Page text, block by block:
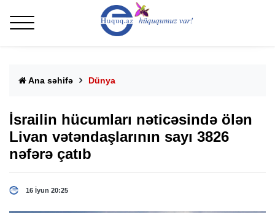
Ana səhifə Dünya
İsrailin hücumları nəticəsində ölən
Livan vətəndaşlarının sayı 3826
nəfərə çatıb
16 İyun 20:25